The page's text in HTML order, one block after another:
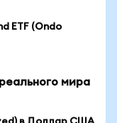
ETF (Ondo
мира